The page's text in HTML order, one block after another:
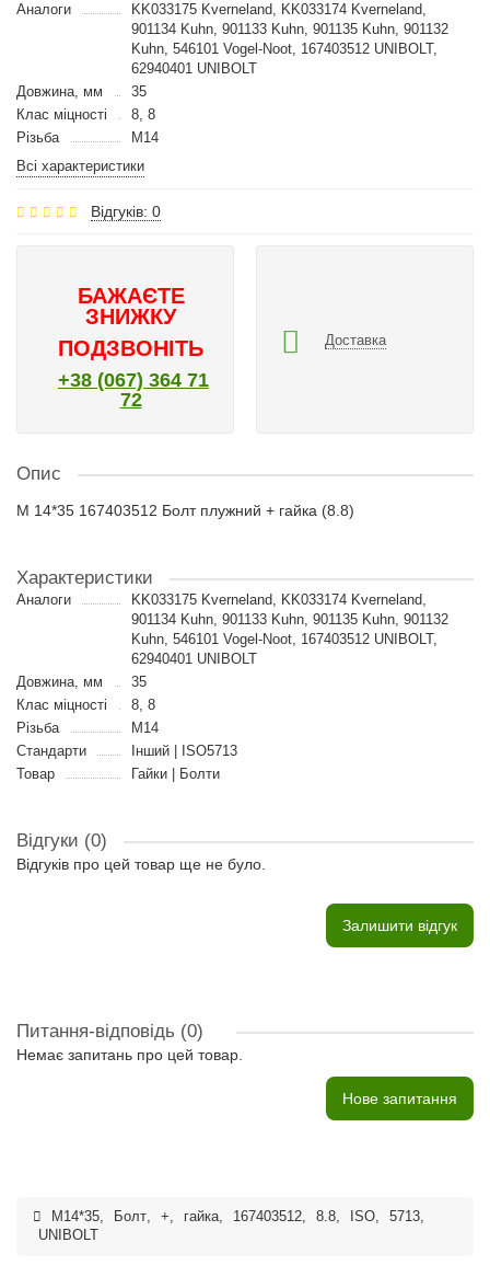
Аналоги
KK033175 Kverneland, KK033174 Kverneland,
901134 Kuhn, 901133 Kuhn, 901135 Kuhn, 901132
Kuhn, 546101 Vogel-Noot, 167403512 UNIBOLT,
62940401 UNIBOLT
Довжина, мм
35
Клас міцності
8, 8
Різьба
M14
Всі характеристики
Відгуків: 0
БАЖАЄТЕ
ЗНИЖКУ
ПОДЗВОНІТЬ
+38 (067) 364 71
72
Доставка
Опис
M 14*35 167403512 Болт плужний + гайка (8.8)
Характеристики
Аналоги
KK033175 Kverneland, KK033174 Kverneland,
901134 Kuhn, 901133 Kuhn, 901135 Kuhn, 901132
Kuhn, 546101 Vogel-Noot, 167403512 UNIBOLT,
62940401 UNIBOLT
Довжина, мм
35
Клас міцності
8, 8
Різьба
M14
Стандарти
Інший | ISO5713
Товар
Гайки | Болти
Відгуки (0)
Відгуків про цей товар ще не було.
Залишити відгук
Питання-відповідь (0)
Немає запитань про цей товар.
Нове запитання
M14*35, Болт, +, гайка, 167403512, 8.8, ISO, 5713,
UNIBOLT